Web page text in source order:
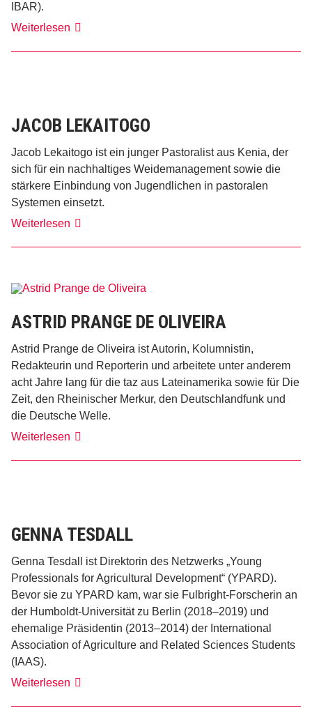
IBAR).
Weiterlesen Huyam
JACOB LEKAITOGO
Jacob Lekaitogo ist ein junger Pastoralist aus Kenia, der
sich für ein nachhaltiges Weidemanagement sowie die
stärkere Einbindung von Jugendlichen in pastoralen
Systemen einsetzt.
Weiterlesen Jacob
ASTRID PRANGE DE OLIVEIRA
Astrid Prange de Oliveira ist Autorin, Kolumnistin,
Redakteurin und Reporterin und arbeitete unter anderem
acht Jahre lang für die taz aus Lateinamerika sowie für Die
Zeit, den Rheinischer Merkur, den Deutschlandfunk und
die Deutsche Welle.
Weiterlesen Astrid
de
GENNA TESDALL
Genna Tesdall ist Direktorin des Netzwerks „Young
Professionals for Agricultural Development“ (YPARD).
Bevor sie zu YPARD kam, war sie Fulbright-Forscherin an
der Humboldt-Universität zu Berlin (2018–2019) und
ehemalige Präsidentin (2013–2014) der International
Association of Agriculture and Related Sciences Students
(IAAS).
Weiterlesen Genna